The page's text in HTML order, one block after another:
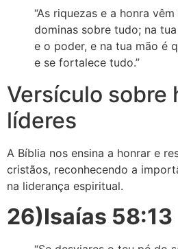
“As riquezas e a honra
dominas sobre tudo; na
e o poder, e na tua mão é
e se fortalece tudo.”
Versículo sobre
líderes
A Bíblia nos ensina a honrar e
cristãos, reconhecendo a
na liderança espiritual.
26)Isaías 58:13